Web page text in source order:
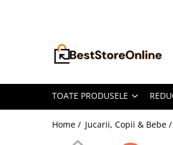
Accesorii aparate climatizare
Accesorii si Piese Aspiratoare
Aspiratoare Universale
TOATE PRODUSELE
Home / Jucarii, Copii & Bebe /